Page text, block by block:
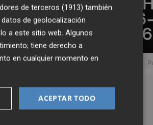
de terceros (1913) también
de geolocalización
a este sitio web. Algunos
tiene derecho a
en cualquier momento en
ACEPTAR TODO